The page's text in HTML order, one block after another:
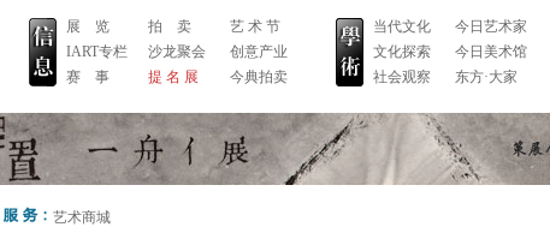
展 览
IART专栏
赛 事
拍 卖
沙龙聚会
提 名 展
艺 术 节
创意产业
今典拍卖
当代文化
文化探索
社会观察
今日艺术家
今日美术馆
东方·大家
艺术商城